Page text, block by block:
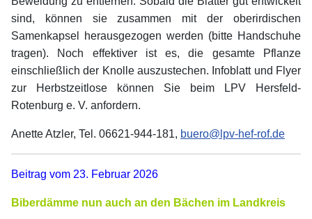
sind, können sie zusammen mit der oberirdischen
Samenkapsel herausgezogen werden (bitte Handschuhe
tragen). Noch effektiver ist es, die gesamte Pflanze
einschließlich der Knolle auszustechen. Infoblatt und Flyer
zur Herbstzeitlose können Sie beim LPV Hersfeld-
Rotenburg e. V. anfordern.
Anette Atzler, Tel. 06621-944-181, buero@lpv-hef-rof.de
Beitrag vom 23. Februar 2026
Biberdämme nun auch an den Bächen im Landkreis